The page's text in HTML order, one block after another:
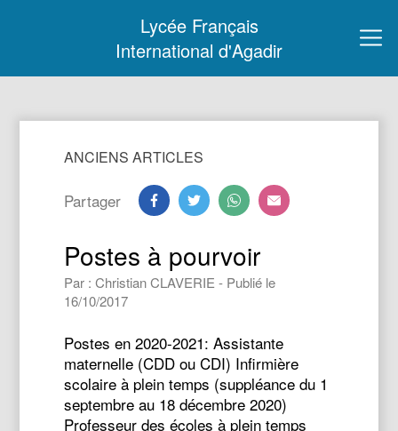
Lycée Français
International d'Agadir
ANCIENS ARTICLES
Partager
Postes à pourvoir
Par : Christian CLAVERIE - Publié le
16/10/2017
Postes en 2020-2021: Assistante
maternelle (CDD ou CDI) Infirmière
scolaire à plein temps (suppléance du 1
septembre au 18 décembre 2020)
Professeur des écoles à plein temps